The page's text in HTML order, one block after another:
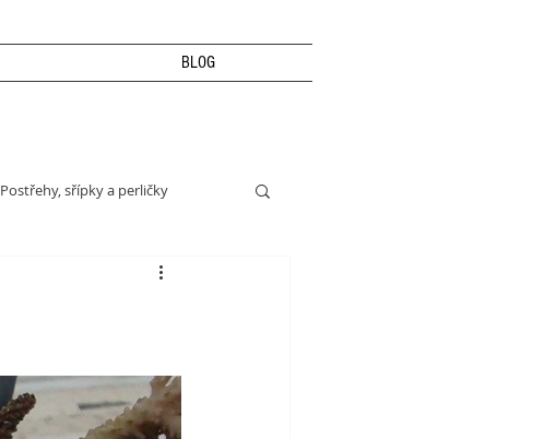
BLOG
Postřehy, sřípky a perličky